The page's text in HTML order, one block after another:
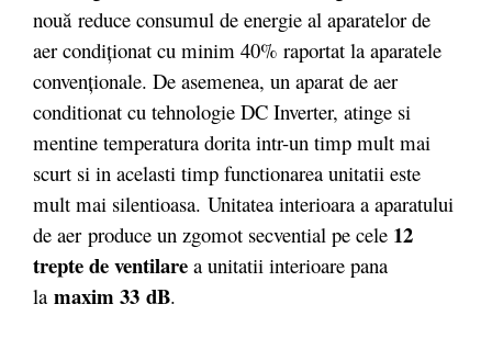
nouă reduce consumul de energie al aparatelor de
aer condiționat cu minim 40% raportat la aparatele
convenționale. De asemenea, un aparat de aer
conditionat cu tehnologie DC Inverter, atinge si
mentine temperatura dorita intr-un timp mult mai
scurt si in acelasti timp functionarea unitatii este
mult mai silentioasa. Unitatea interioara a aparatului
de aer produce un zgomot secvential pe cele 12
trepte de ventilare a unitatii interioare pana
la maxim 33 dB.